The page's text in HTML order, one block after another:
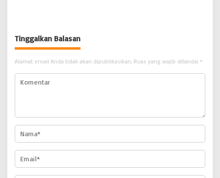
Tinggalkan Balasan
Alamat email Anda tidak akan dipublikasikan. Ruas yang wajib ditandai *